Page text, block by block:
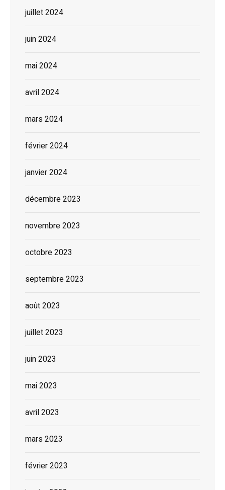
juillet 2024
juin 2024
mai 2024
avril 2024
mars 2024
février 2024
janvier 2024
décembre 2023
novembre 2023
octobre 2023
septembre 2023
août 2023
juillet 2023
juin 2023
mai 2023
avril 2023
mars 2023
février 2023